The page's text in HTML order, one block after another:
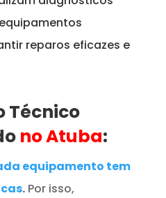
reparos eficazes e
Técnico
no Atuba:
equipamento tem
.Por isso,